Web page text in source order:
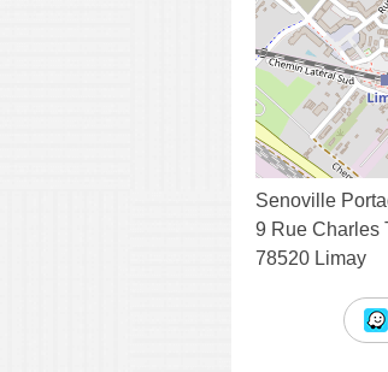
Senoville
9 Rue Charles
78520 Limay